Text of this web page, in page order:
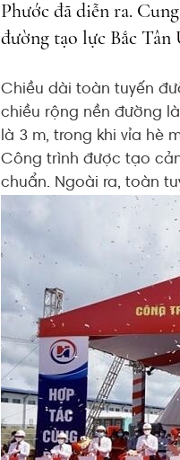
Phước đã diễn ra.
đường tạo lực Bắc Tân
Chiều dài toàn tuyến
chiều rộng nền đường
là 3 m, trong khi vỉa hè
Công trình được tạo
chuẩn. Ngoài ra, toàn